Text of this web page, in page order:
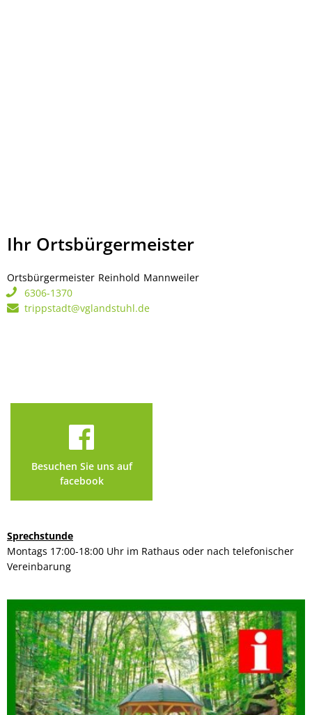
Ihr Ortsbürgermeister
Ortsbürgermeister Reinhold Mannweiler
6306-1370
trippstadt@vglandstuhl.de
Besuchen Sie uns auf
facebook
Sprechstunde
Montags 17:00-18:00 Uhr im Rathaus oder nach telefonischer
Vereinbarung